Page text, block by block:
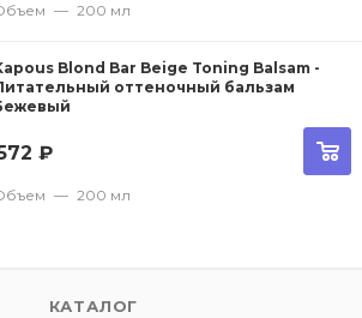
— 200 мл
Blond Bar Beige Toning Balsam -
оттеночный бальзам
₽
— 200 мл
КАТАЛОГ